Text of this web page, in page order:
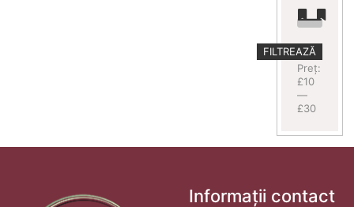
Preț
minim
Preț
maxim
FILTREAZĂ
Preț:
£10
—
£30
Informații contact